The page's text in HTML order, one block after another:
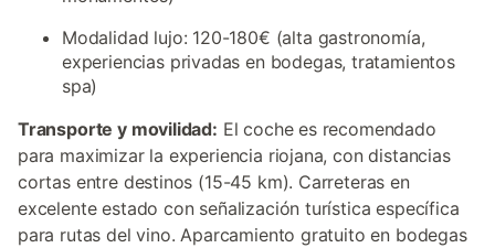
Modalidad lujo: 120-180€ (alta gastronomía,
experiencias privadas en bodegas, tratamientos
spa)
Transporte y movilidad: El coche es recomendado
para maximizar la experiencia riojana, con distancias
cortas entre destinos (15-45 km). Carreteras en
excelente estado con señalización turística específica
para rutas del vino. Aparcamiento gratuito en bodegas